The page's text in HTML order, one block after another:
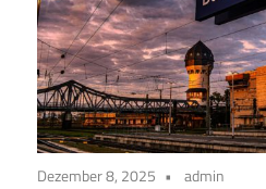
Dezember 8, 2025 admin